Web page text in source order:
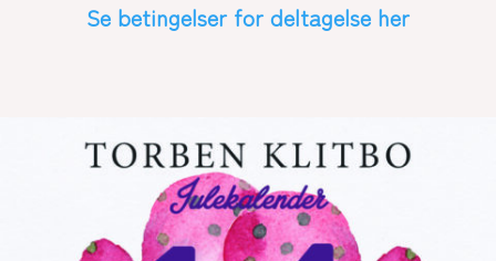
Se betingelser for deltagelse her